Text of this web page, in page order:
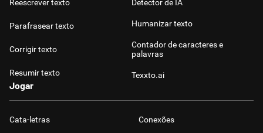
Reescrever texto
Parafrasear texto
Corrigir texto
Resumir texto
Detector de IA
Humanizar texto
Contador de caracteres e
palavras
Texxto.ai
Jogar
Cata-letras Conexões